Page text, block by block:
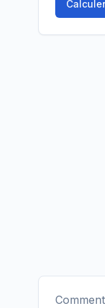
Calculer